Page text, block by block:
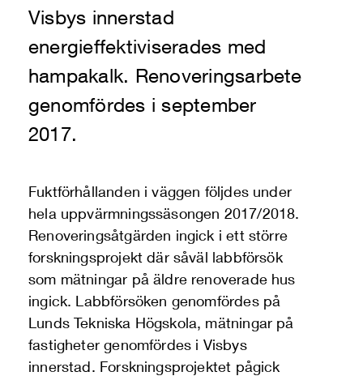
Visbys innerstad
energieffektiviserades med
hampakalk. Renoveringsarbete
genomfördes i september
2017.
Fuktförhållanden i väggen följdes under
hela uppvärmningssäsongen 2017/2018.
Renoveringsåtgärden ingick i ett större
forskningsprojekt där såväl labbförsök
som mätningar på äldre renoverade hus
ingick. Labbförsöken genomfördes på
Lunds Tekniska Högskola, mätningar på
fastigheter genomfördes i Visbys
innerstad. Forskningsprojektet pågick